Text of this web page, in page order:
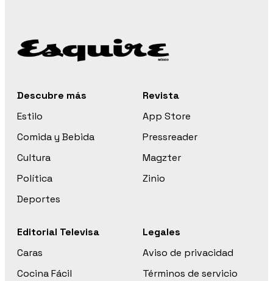
Descubre más
Estilo
Comida y Bebida
Cultura
Política
Deportes
Revista
App Store
Pressreader
Magzter
Zinio
Editorial Televisa
Caras
Cocina Fácil
Legales
Aviso de privacidad
Términos de servicio